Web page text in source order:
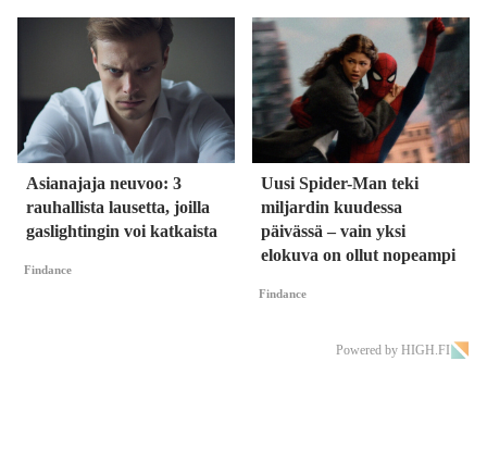
Asianajaja neuvoo: 3
rauhallista lausetta, joilla
gaslightingin voi katkaista
Findance
Uusi Spider-Man teki
miljardin kuudessa
päivässä – vain yksi
elokuva on ollut nopeampi
Findance
Powered by HIGH.FI